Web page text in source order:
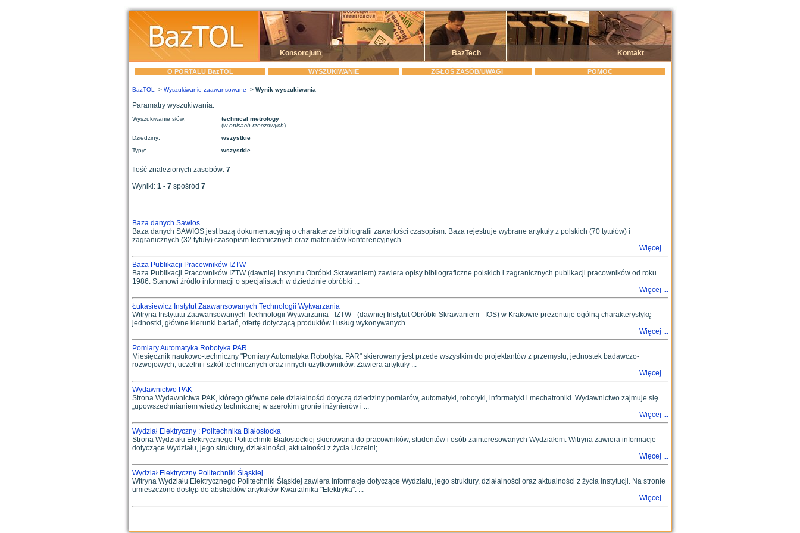
Konsorcjum BazTech Kontakt
O PORTALU BazTOL WYSZUKIWANIE ZGŁOŚ ZASÓB/UWAGI POMOC
BazTOL -> Wyszukiwanie zaawansowane -> Wynik wyszukiwania
Paramatry wyszukiwania:
Wyszukiwanie słów:
technical metrology
(w opisach rzeczowych)
Dziedziny:
wszystkie
Typy:
wszystkie
Ilość znalezionych zasobów: 7
Wyniki: 1 - 7 spośród 7
Baza danych Sawios
Baza danych SAWIOS jest bazą dokumentacyjną o charakterze bibliografii zawartości czasopism. Baza rejestruje wybrane artykuły z polskich (70 tytułów) i
zagranicznych (32 tytuły) czasopism technicznych oraz materiałów konferencyjnych ...
Więcej ...
Baza Publikacji Pracowników IZTW
Baza Publikacji Pracowników IZTW (dawniej Instytutu Obróbki Skrawaniem) zawiera opisy bibliograficzne polskich i zagranicznych publikacji pracowników od roku
1986. Stanowi źródło informacji o specjalistach w dziedzinie obróbki ...
Więcej ...
Łukasiewicz Instytut Zaawansowanych Technologii Wytwarzania
Witryna Instytutu Zaawansowanych Technologii Wytwarzania - IZTW - (dawniej Instytut Obróbki Skrawaniem - IOS) w Krakowie prezentuje ogólną charakterystykę
jednostki, główne kierunki badań, ofertę dotyczącą produktów i usług wykonywanych ...
Więcej ...
Pomiary Automatyka Robotyka PAR
Miesięcznik naukowo-techniczny "Pomiary Automatyka Robotyka. PAR" skierowany jest przede wszystkim do projektantów z przemysłu, jednostek badawczo-
rozwojowych, uczelni i szkół technicznych oraz innych użytkowników. Zawiera artykuły ...
Więcej ...
Wydawnictwo PAK
Strona Wydawnictwa PAK, którego główne cele działalności dotyczą dziedziny pomiarów, automatyki, robotyki, informatyki i mechatroniki. Wydawnictwo zajmuje się
„upowszechnianiem wiedzy technicznej w szerokim gronie inżynierów i ...
Więcej ...
Wydział Elektryczny : Politechnika Białostocka
Strona Wydziału Elektrycznego Politechniki Białostockiej skierowana do pracowników, studentów i osób zainteresowanych Wydziałem. Witryna zawiera informacje
dotyczące Wydziału, jego struktury, działalności, aktualności z życia Uczelni; ...
Więcej ...
Wydział Elektryczny Politechniki Śląskiej
Witryna Wydziału Elektrycznego Politechniki Śląskiej zawiera informacje dotyczące Wydziału, jego struktury, działalności oraz aktualności z życia instytucji. Na stronie
umieszczono dostęp do abstraktów artykułów Kwartalnika "Elektryka". ...
Więcej ...